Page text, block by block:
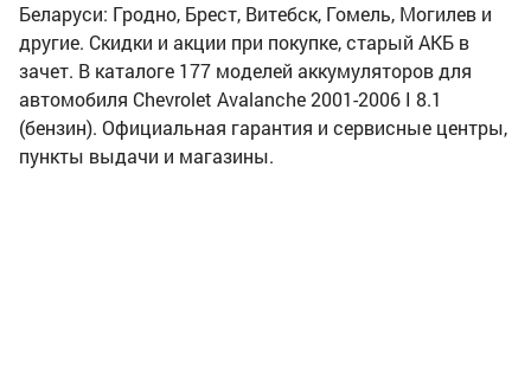
Беларуси: Гродно, Брест, Витебск, Гомель, Могилев и
другие. Скидки и акции при покупке, старый АКБ в
зачет. В каталоге 177 моделей аккумуляторов для
автомобиля Chevrolet Avalanche 2001-2006 I 8.1
(бензин). Официальная гарантия и сервисные центры,
пункты выдачи и магазины.